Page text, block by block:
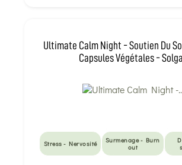
Ultimate Calm Night - Soutien Du
Capsules Végétales -
Stress - Nervosité
Surmenage - Burn
out